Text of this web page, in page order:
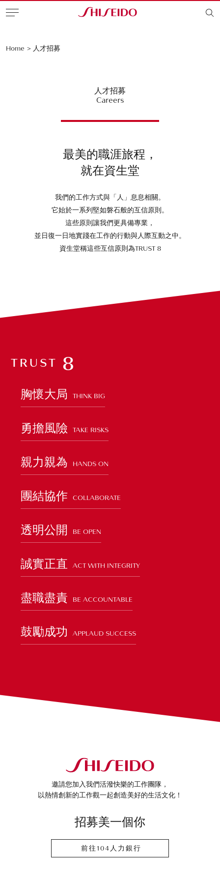
Home > 人才招募
人才招募
Careers
最美的職涯旅程，
就在資生堂
我們的工作方式與「人」息息相關。
它始於一系列堅如磐石般的互信原則。
這些原則讓我們更具備專業，
並日復一日地實踐在工作的行動與人際互動之中。
資生堂稱這些互信原則為TRUST 8
TRUST 8
胸懷大局 THINK BIG
勇擔風險 TAKE RISKS
親力親為 HANDS ON
團結協作 COLLABORATE
透明公開 BE OPEN
誠實正直 ACT WITH INTEGRITY
盡職盡責 BE ACCOUNTABLE
鼓勵成功 APPLAUD SUCCESS
邀請您加入我們活潑快樂的工作團隊，
以熱情創新的工作觀一起創造美好的生活文化！
招募美一個你
前往104人力銀行